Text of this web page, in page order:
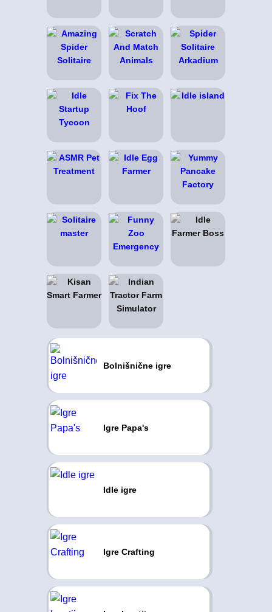
Bolnišnične igre
Igre Papa's
Idle igre
Igre Crafting